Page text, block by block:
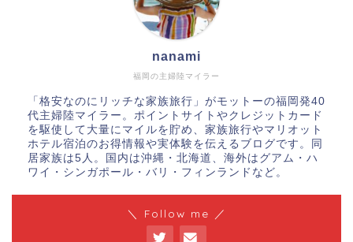
福岡の主婦陸マイラー
nanami
「格安なのにリッチな家族旅行」がモットーの福岡発40
代主婦陸マイラー。ポイントサイトやクレジットカード
を駆使して大量にマイルを貯め、家族旅行やマリオット
ホテル宿泊のお得情報や実体験を伝えるブログです。同
居家族は5人。国内は沖縄・北海道、海外はグアム・ハ
ワイ・シンガポール・バリ・フィンランドなど。
＼ Follow me ／